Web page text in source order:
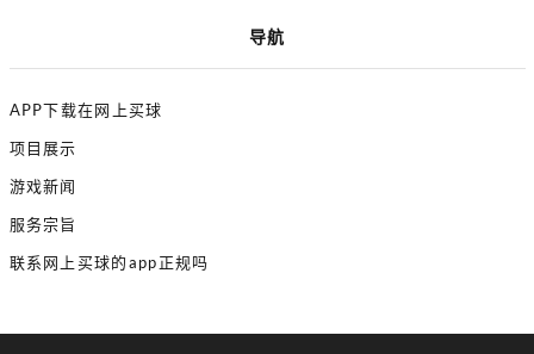
导航
APP下载在网上买球
项目展示
游戏新闻
服务宗旨
联系网上买球的app正规吗